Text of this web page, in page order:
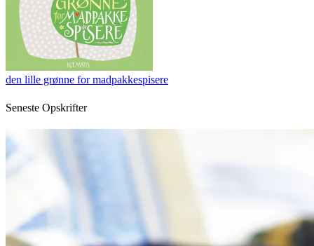
den lille grønne for madpakkespisere
Seneste Opskrifter